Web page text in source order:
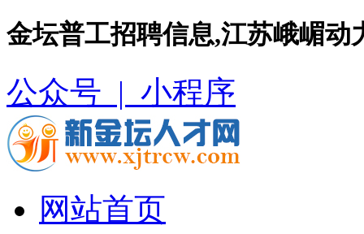
金坛普工招聘信息,江苏峨嵋动
公众号 | 小程序
网站首页